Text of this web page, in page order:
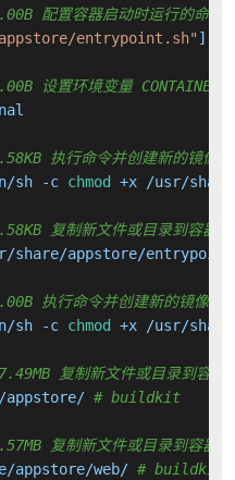
配置容器启动时运行的命令
entrypoint.sh" ]
设置环境变量
执行命令并创建新的镜像层
sh -c chmod +x /usr/
复制新文件或目录到容器中
share/appstore/
执行命令并创建新的镜像层
sh -c chmod +x /usr/
复制新文件或目录到容器
appstore/ # buildkit
复制新文件或目录到容器中
appstore/web/ # buildkit